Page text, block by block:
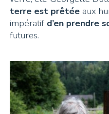
terre est prêtée aux
impératif d’en prendre
futures.